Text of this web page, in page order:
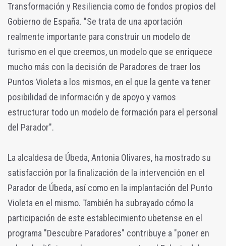
Transformación y Resiliencia como de fondos propios del
Gobierno de España. "Se trata de una aportación
realmente importante para construir un modelo de
turismo en el que creemos, un modelo que se enriquece
mucho más con la decisión de Paradores de traer los
Puntos Violeta a los mismos, en el que la gente va tener
posibilidad de información y de apoyo y vamos
estructurar todo un modelo de formación para el personal
del Parador".
La alcaldesa de Úbeda, Antonia Olivares, ha mostrado su
satisfacción por la finalización de la intervención en el
Parador de Úbeda, así como en la implantación del Punto
Violeta en el mismo. También ha subrayado cómo la
participación de este establecimiento ubetense en el
programa "Descubre Paradores" contribuye a "poner en